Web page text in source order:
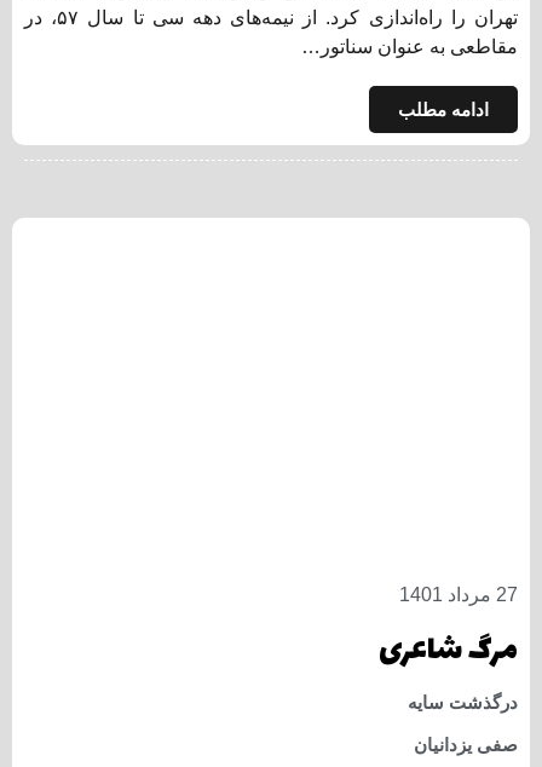
تهران را راه‌اندازی کرد. از نیمه‌های دهه سی تا سال ۵۷، در
مقاطعی به عنوان سناتور…
ادامه مطلب
27 مرداد 1401
مرگ شاعری
درگذشت سایه
صفی یزدانیان